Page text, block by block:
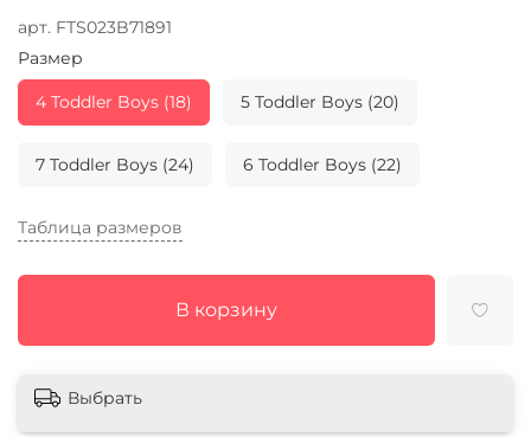
арт. FTS023B71891
Таблица размеров
В корзину
Размер
4 Toddler Boys (18) 5 Toddler Boys (20)
7 Toddler Boys (24) 6 Toddler Boys (22)
Выбрать